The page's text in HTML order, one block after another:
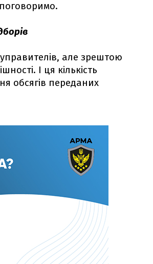
але зрештою
І ця кількість
обсягів переданих